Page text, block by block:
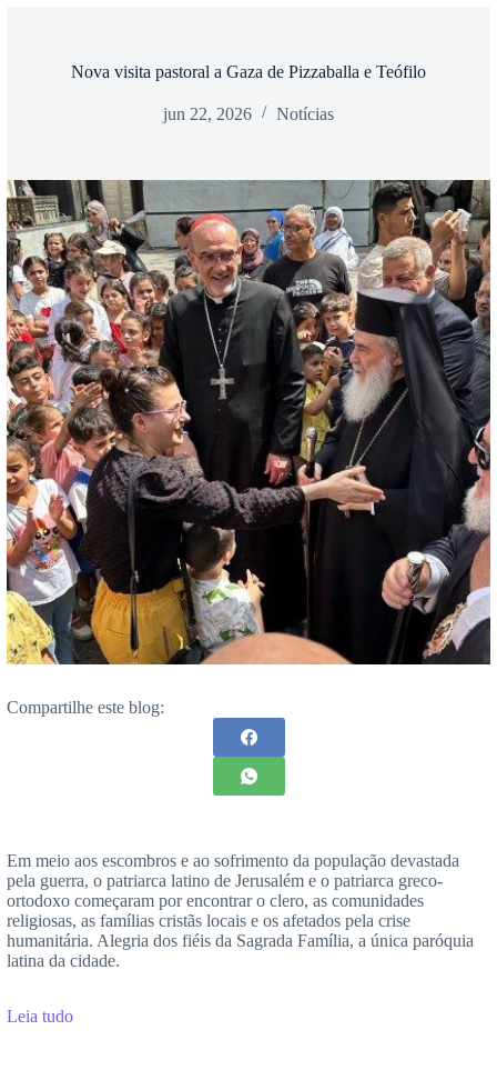
Nova visita pastoral a Gaza de Pizzaballa e Teófilo
jun 22, 2026 Notícias
Compartilhe este blog:
Em meio aos escombros e ao sofrimento da população devastada
pela guerra, o patriarca latino de Jerusalém e o patriarca greco-
ortodoxo começaram por encontrar o clero, as comunidades
religiosas, as famílias cristãs locais e os afetados pela crise
humanitária. Alegria dos fiéis da Sagrada Família, a única paróquia
latina da cidade.
Leia tudo